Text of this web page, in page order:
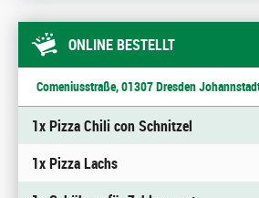
ONLINE BESTELLT
Comeniusstraße, 01307 Dresden
1x Pizza Chili con Schnitzel
1x Pizza Lachs